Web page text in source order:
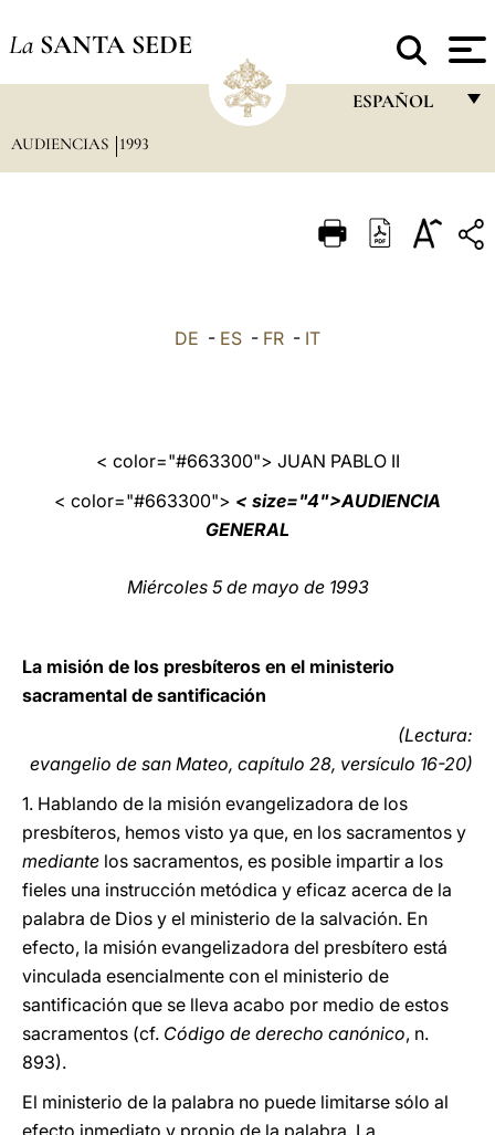
La SANTA SEDE
ESPAÑOL
ITALIANO
中文
AUDIENCIAS 1993
DE - ES - FR - IT
< color="#663300"> JUAN PABLO II
< color="#663300"> < size="4">AUDIENCIA
GENERAL
Miércoles 5 de mayo de 1993
La misión de los presbíteros en el ministerio
sacramental de santificación
(Lectura:
evangelio de san Mateo, capítulo 28, versículo 16-20)
1. Hablando de la misión evangelizadora de los
presbíteros, hemos visto ya que, en los sacramentos y
mediante los sacramentos, es posible impartir a los
fieles una instrucción metódica y eficaz acerca de la
palabra de Dios y el ministerio de la salvación. En
efecto, la misión evangelizadora del presbítero está
vinculada esencialmente con el ministerio de
santificación que se lleva acabo por medio de estos
sacramentos (cf. Código de derecho canónico, n.
893).
El ministerio de la palabra no puede limitarse sólo al
efecto inmediato y propio de la palabra. La